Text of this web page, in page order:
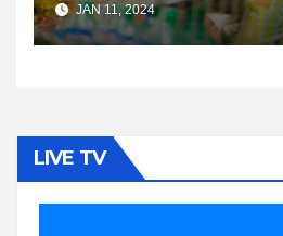
JAN 11, 2024
LIVE TV